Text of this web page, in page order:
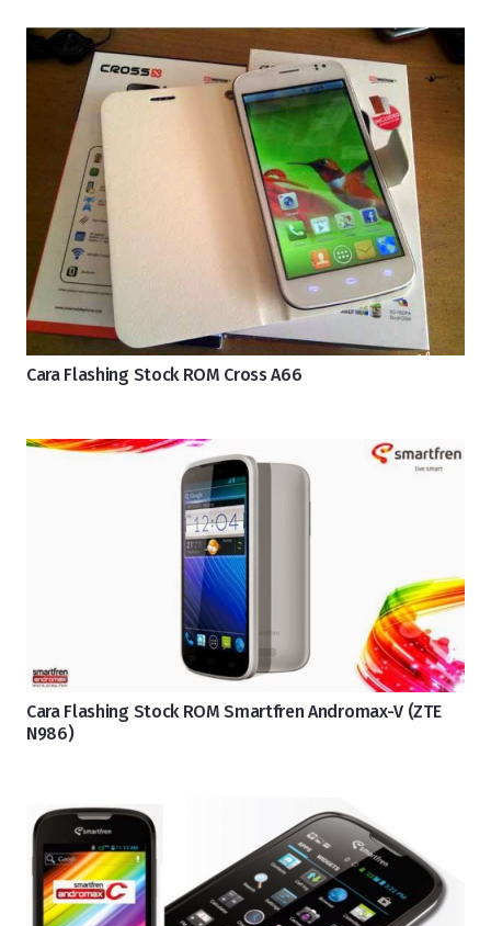
Cara Flashing Stock ROM Cross A66
Cara Flashing Stock ROM Smartfren Andromax-V (ZTE
N986)